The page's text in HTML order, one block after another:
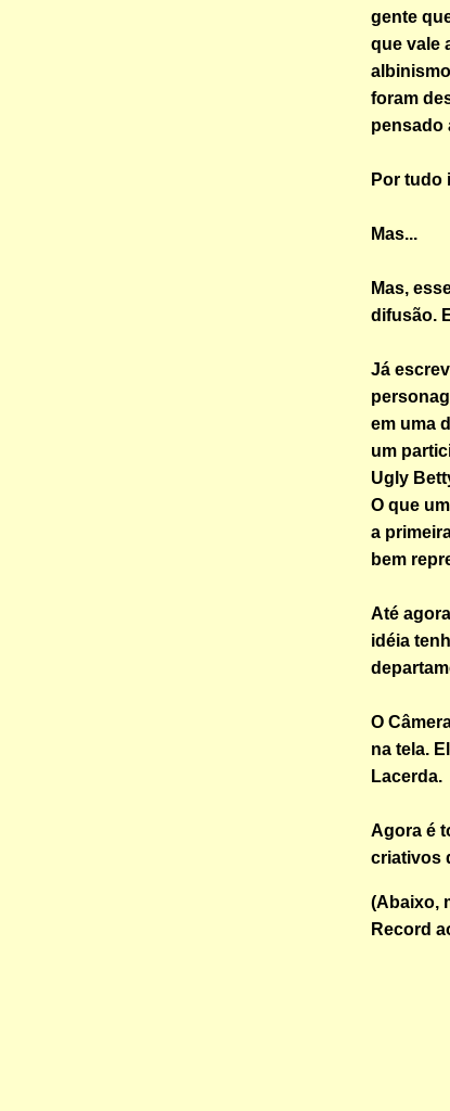
gente
que vale
foram
pensado
Por tudo
Mas...
Mas,
difusão.
Já
em uma
um
Ugly
O que
a
bem
Até
idéia
O
na tela.
Lacerda.
Agora é
criativos
(Abaixo,
Record